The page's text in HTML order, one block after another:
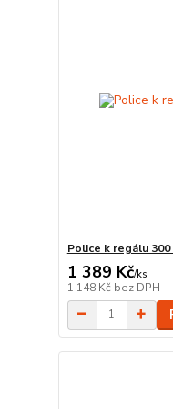
Police k regálu 300
1 389 Kč/ks
1 148 Kč bez DPH